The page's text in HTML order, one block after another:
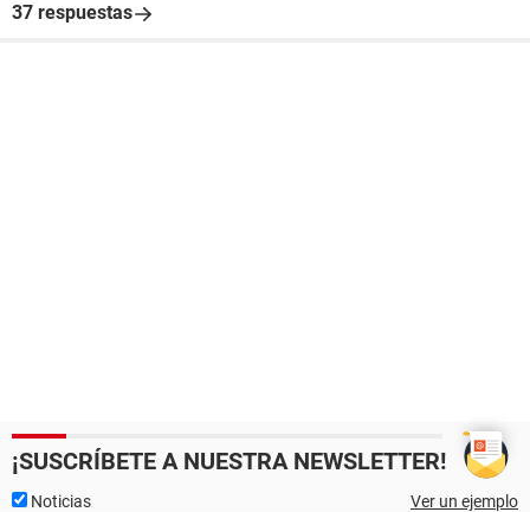
37 respuestas
¡SUSCRÍBETE A NUESTRA NEWSLETTER!
Noticias Ver un ejemplo